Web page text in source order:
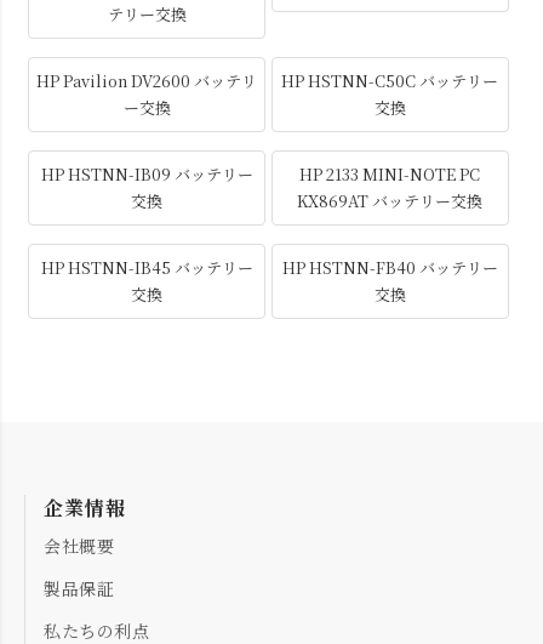
テリー交換
HP Pavilion DV2600 バッテリ
ー交換
HP HSTNN-C50C バッテリー
交換
HP HSTNN-IB09 バッテリー
交換
HP 2133 MINI-NOTE PC
KX869AT バッテリー交換
HP HSTNN-IB45 バッテリー
交換
HP HSTNN-FB40 バッテリー
交換
企業情報
会社概要
製品保証
私たちの利点